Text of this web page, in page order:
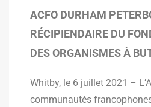
ACFO DURHAM
RÉCIPIENDAIRE DU
DES ORGANISMES À
Whitby, le 6 juillet 2021 –
communautés